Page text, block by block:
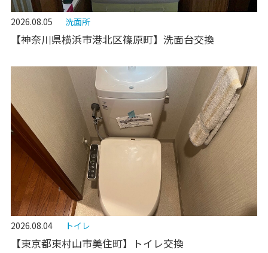
2026.08.05 洗面所
【神奈川県横浜市港北区篠原町】洗面台交換
2026.08.04 トイレ
【東京都東村山市美住町】トイレ交換